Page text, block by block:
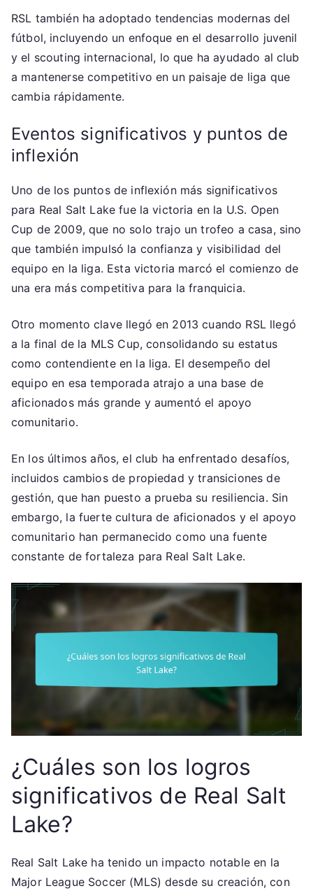
RSL también ha adoptado tendencias modernas del
fútbol, incluyendo un enfoque en el desarrollo juvenil
y el scouting internacional, lo que ha ayudado al club
a mantenerse competitivo en un paisaje de liga que
cambia rápidamente.
Eventos significativos y puntos de
inflexión
Uno de los puntos de inflexión más significativos
para Real Salt Lake fue la victoria en la U.S. Open
Cup de 2009, que no solo trajo un trofeo a casa, sino
que también impulsó la confianza y visibilidad del
equipo en la liga. Esta victoria marcó el comienzo de
una era más competitiva para la franquicia.
Otro momento clave llegó en 2013 cuando RSL llegó
a la final de la MLS Cup, consolidando su estatus
como contendiente en la liga. El desempeño del
equipo en esa temporada atrajo a una base de
aficionados más grande y aumentó el apoyo
comunitario.
En los últimos años, el club ha enfrentado desafíos,
incluidos cambios de propiedad y transiciones de
gestión, que han puesto a prueba su resiliencia. Sin
embargo, la fuerte cultura de aficionados y el apoyo
comunitario han permanecido como una fuente
constante de fortaleza para Real Salt Lake.
¿Cuáles son los logros
significativos de Real Salt
Lake?
Real Salt Lake ha tenido un impacto notable en la
Major League Soccer (MLS) desde su creación, con